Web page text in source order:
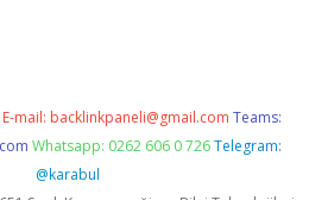
E-mail: backlinkpaneli@gmail.com Teams:
Whatsapp: 0262 606 0 726 Telegram:
@karabul